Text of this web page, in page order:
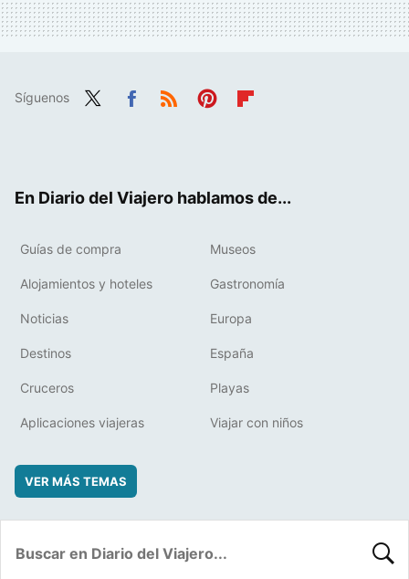
Síguenos
En Diario del Viajero hablamos de...
Guías de compra Museos
Alojamientos y hoteles Gastronomía
Noticias Europa
Destinos España
Cruceros Playas
Aplicaciones viajeras Viajar con niños
VER MÁS TEMAS